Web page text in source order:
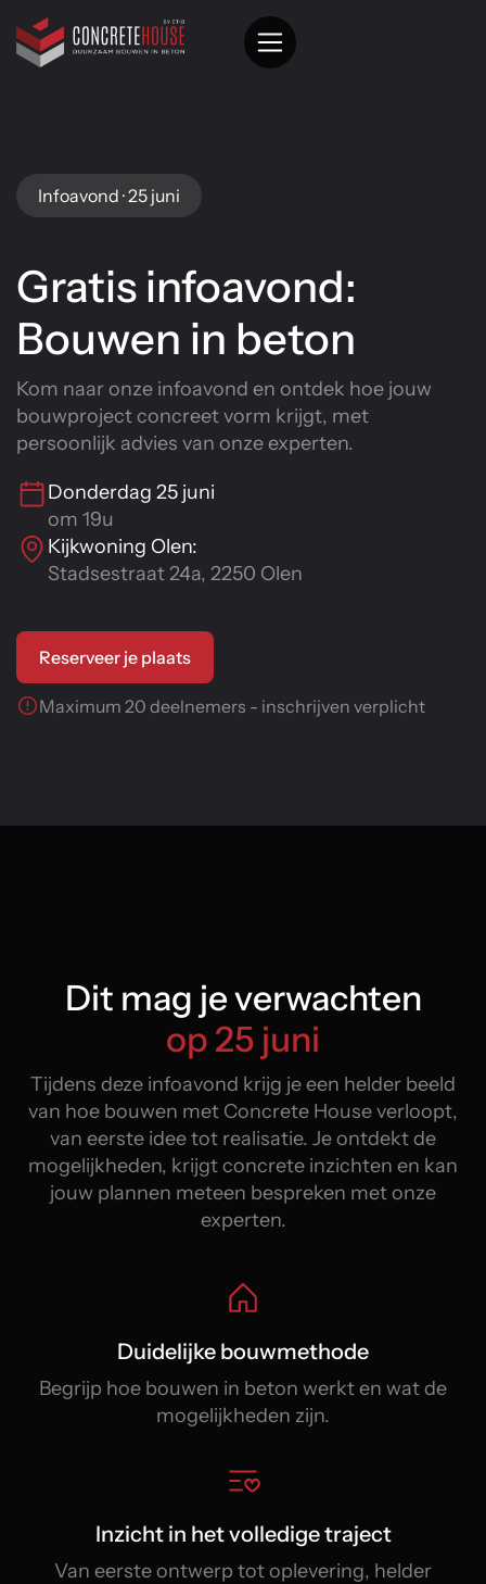
Infoavond · 25 juni
Gratis infoavond:
Bouwen in beton
Kom naar onze infoavond en ontdek hoe jouw
bouwproject concreet vorm krijgt, met
persoonlijk advies van onze experten.
Donderdag 25 juni
om 19u
Kijkwoning Olen:
Stadsestraat 24a, 2250 Olen
Reserveer je plaats
Maximum 20 deelnemers - inschrijven verplicht
Dit mag je verwachten
op 25 juni
Tijdens deze infoavond krijg je een helder beeld
van hoe bouwen met Concrete House verloopt,
van eerste idee tot realisatie. Je ontdekt de
mogelijkheden, krijgt concrete inzichten en kan
jouw plannen meteen bespreken met onze
experten.
Duidelijke bouwmethode
Begrijp hoe bouwen in beton werkt en wat de
mogelijkheden zijn.
Inzicht in het volledige traject
Van eerste ontwerp tot oplevering, helder